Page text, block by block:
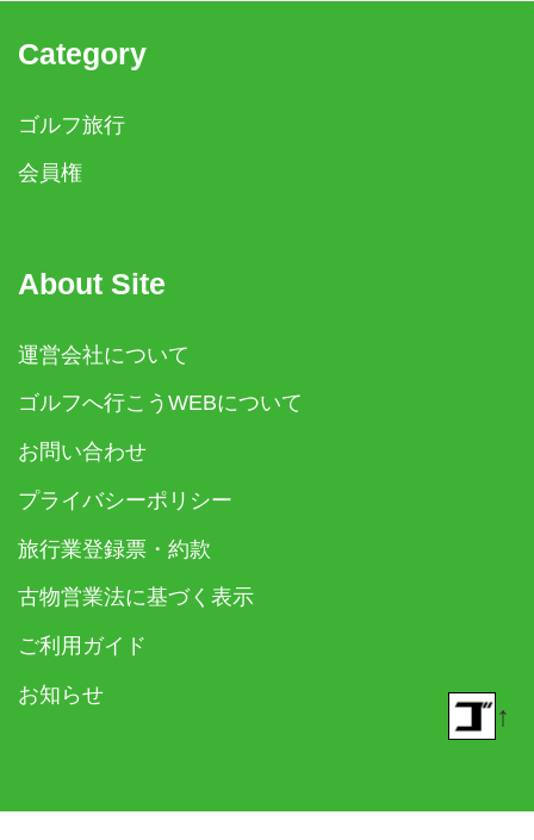
Category
ゴルフ旅行
会員権
About Site
運営会社について
ゴルフへ行こうWEBについて
お問い合わせ
プライバシーポリシー
旅行業登録票・約款
古物営業法に基づく表示
ご利用ガイド
お知らせ
↑